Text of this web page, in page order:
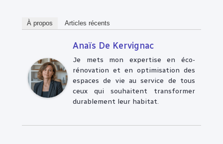
À propos Articles récents
Anaïs De Kervignac
Je mets mon expertise en éco-
rénovation et en optimisation des
espaces de vie au service de tous
ceux qui souhaitent transformer
durablement leur habitat.